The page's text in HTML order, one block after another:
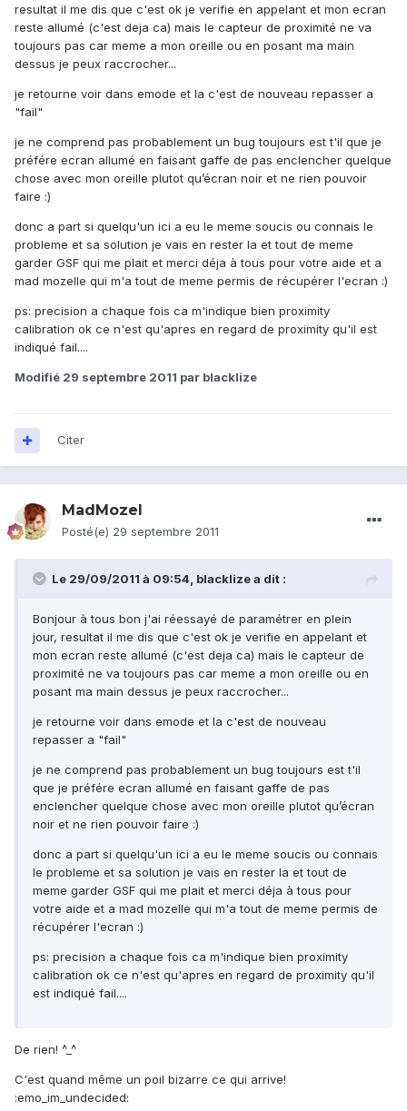
resultat il me dis que c'est ok je verifie en appelant et mon ecran
reste allumé (c'est deja ca) mais le capteur de proximité ne va
toujours pas car meme a mon oreille ou en posant ma main
dessus je peux raccrocher...
je retourne voir dans emode et la c'est de nouveau repasser a
"fail"
je ne comprend pas probablement un bug toujours est t'il que je
préfére ecran allumé en faisant gaffe de pas enclencher quelque
chose avec mon oreille plutot qu’écran noir et ne rien pouvoir
faire :)
donc a part si quelqu'un ici a eu le meme soucis ou connais le
probleme et sa solution je vais en rester la et tout de meme
garder GSF qui me plait et merci déja à tous pour votre aide et a
mad mozelle qui m'a tout de meme permis de récupérer l'ecran :)
ps: precision a chaque fois ca m'indique bien proximity
calibration ok ce n'est qu'apres en regard de proximity qu'il est
indiqué fail....
Modifié 29 septembre 2011 par blacklize
Citer
MadMozel
Posté(e) 29 septembre 2011
Le 29/09/2011 à 09:54, blacklize a dit :
Bonjour à tous bon j'ai réessayé de paramétrer en plein
jour, resultat il me dis que c'est ok je verifie en appelant et
mon ecran reste allumé (c'est deja ca) mais le capteur de
proximité ne va toujours pas car meme a mon oreille ou en
posant ma main dessus je peux raccrocher...
je retourne voir dans emode et la c'est de nouveau
repasser a "fail"
je ne comprend pas probablement un bug toujours est t'il
que je préfére ecran allumé en faisant gaffe de pas
enclencher quelque chose avec mon oreille plutot qu’écran
noir et ne rien pouvoir faire :)
donc a part si quelqu'un ici a eu le meme soucis ou connais
le probleme et sa solution je vais en rester la et tout de
meme garder GSF qui me plait et merci déja à tous pour
votre aide et a mad mozelle qui m'a tout de meme permis de
récupérer l'ecran :)
ps: precision a chaque fois ca m'indique bien proximity
calibration ok ce n'est qu'apres en regard de proximity qu'il
est indiqué fail....
De rien! ^_^
C'est quand même un poil bizarre ce qui arrive!
:emo_im_undecided: